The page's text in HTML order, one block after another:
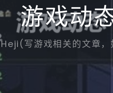
游戏动
Heji(写游戏相关的文章